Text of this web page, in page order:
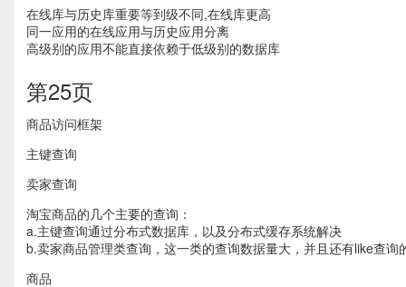
在线库与历史库重要等到级不同,在线库更高
同一应用的在线应用与历史应用分离
高级别的应用不能直接依赖于低级别的数据库
第25页
商品访问框架
主键查询
卖家查询
淘宝商品的几个主要的查询：
a.主键查询通过分布式数据库，以及分布式缓存系统解决
b.卖家商品管理类查询，这一类的查询数据量大，并且还有like查询
商品